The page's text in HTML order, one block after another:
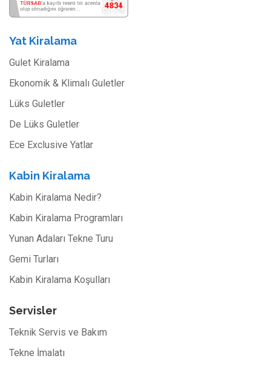
Yat Kiralama
Gulet Kiralama
Ekonomik & Klimalı Guletler
Lüks Guletler
De Lüks Guletler
Ece Exclusive Yatlar
Kabin Kiralama
Kabin Kiralama Nedir?
Kabin Kiralama Programları
Yunan Adaları Tekne Turu
Gemi Turları
Kabin Kiralama Koşulları
Servisler
Teknik Servis ve Bakım
Tekne İmalatı